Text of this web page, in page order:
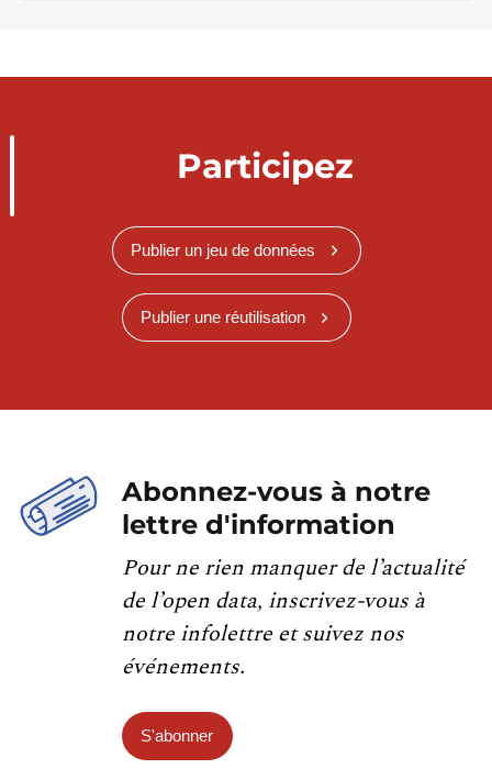
Participez
Publier un jeu de données
Publier une réutilisation
Abonnez-vous à notre
lettre d'information
Pour ne rien manquer de l’actualité
de l’open data, inscrivez-vous à
notre infolettre et suivez nos
événements.
S'abonner